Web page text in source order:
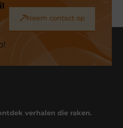
Neem contact op
verhalen die raken.